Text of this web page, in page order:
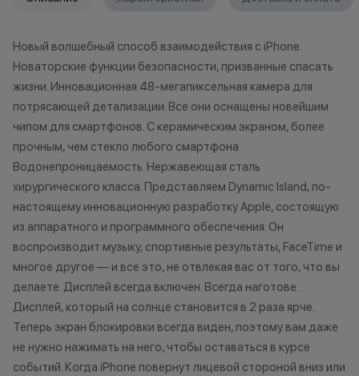
Как можно использовать
баллы
Бонусными баллами можно
до 20% от чека — на аксессуары;
до 10% от чека — на
оригинальную продукцию Dyson и
Xiaomi.
до 5% от чека — на оригинальную
продукцию Apple;
до 2% от чека — на новые iPhone;
Статусы программы
лояльности
*Акции и
*Данная акция
публичной
право
договора
причинам
нарушение
обоснованные
•Организатор
усмотрение
изменить
Новый волшебный способ взаимодействия с iPhone.
Новаторские функции безопасности, призванные спасать
жизни. Инновационная 48-мегапиксельная камера для
потрясающей детализации. Все они оснащены новейшим
чипом для смартфонов. С керамическим экраном, более
прочным, чем стекло любого смартфона.
Водонепроницаемость. Нержавеющая сталь
хирургического класса. Представляем Dynamic Island, по-
настоящему инновационную разработку Apple, состоящую
из аппаратного и программного обеспечения. Он
воспроизводит музыку, спортивные результаты, FaceTime и
многое другое — и все это, не отвлекая вас от того, что вы
делаете. Дисплей всегда включен. Всегда наготове.
Дисплей, который на солнце становится в 2 раза ярче.
Теперь экран блокировки всегда виден, поэтому вам даже
не нужно нажимать на него, чтобы оставаться в курсе
событий. Когда iPhone повернут лицевой стороной вниз или